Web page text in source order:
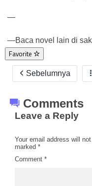
—
—Baca novel lain di
Favorite
Sebelumnya
Comments
Leave a Reply
Your email address will
marked *
Comment *